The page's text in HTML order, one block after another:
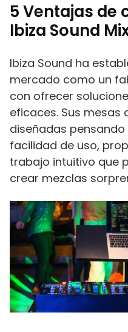
5 Ventajas de
Ibiza Sound
Ibiza Sound ha
mercado como un
con ofrecer
eficaces. Sus mesas
diseñadas
facilidad de uso,
trabajo intuitivo que
crear mezclas